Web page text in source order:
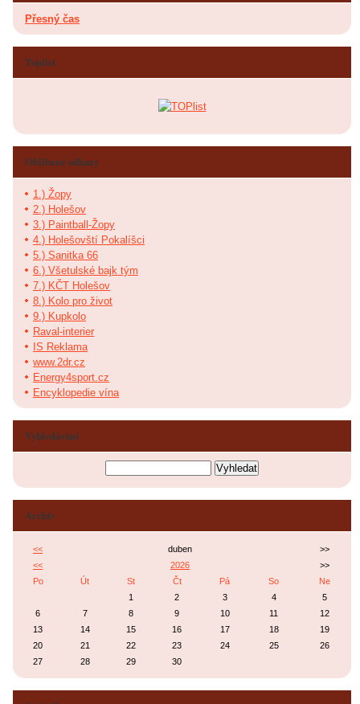
Přesný čas
Toplist
Oblíbené odkazy
1.) Žopy
2.) Holešov
3.) Paintball-Žopy
4.) Holešovští Pokalíšci
5.) Sanitka 66
6.) Všetulské bajk tým
7.) KČT Holešov
8.) Kolo pro život
9.) Kupkolo
Raval-interier
IS Reklama
www.2dr.cz
Energy4sport.cz
Encyklopedie vína
Vyhledávání
Archiv
<< duben
>>
<<
2026
>>
Po
Út St Čt Pá So
Ne
1
2 3 4
5
6
7 8 9 10 11
12
13
14 15 16 17 18
19
20
21 22 23 24 25
26
27
28 29 30